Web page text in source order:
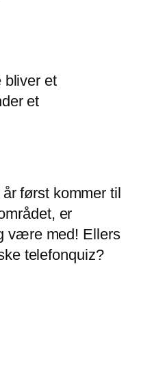
bliver et
et
først kommer til
er
være med! Ellers
telefonquiz?